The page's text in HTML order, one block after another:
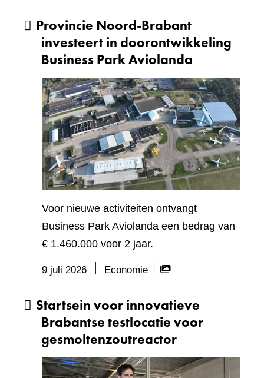
Provincie Noord-Brabant
investeert in doorontwikkeling
Business Park Aviolanda
Voor nieuwe activiteiten ontvangt
Business Park Aviolanda een bedrag van
€ 1.460.000 voor 2 jaar.
9 juli 2026 EconomieBevat
visueel
element:
Fotocarrousel
Startsein voor innovatieve
Brabantse testlocatie voor
gesmoltenzoutreactor